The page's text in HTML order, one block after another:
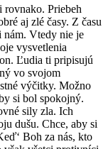
rovnako. Priebeh
aj zlé časy. Z času
nám. Vtedy nie je
vysvetlenia
Ľudia ti pripisujú
vo svojom
výčitky. Možno
si bol spokojný.
sily zla. Ich
dušu. Chce, aby si
Boh za nás, kto